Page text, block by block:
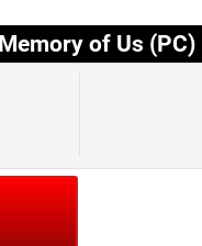
of Us (PC)